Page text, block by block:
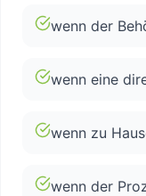
wenn der
wenn eine
wenn zu
wenn der